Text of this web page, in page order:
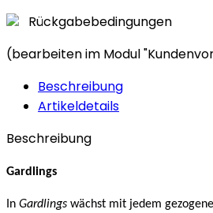
Rückgabebedingungen
(bearbeiten im Modul
Beschreibung
Artikeldetails
Beschreibung
Gardlings
In Gardlings wächst mit jedem